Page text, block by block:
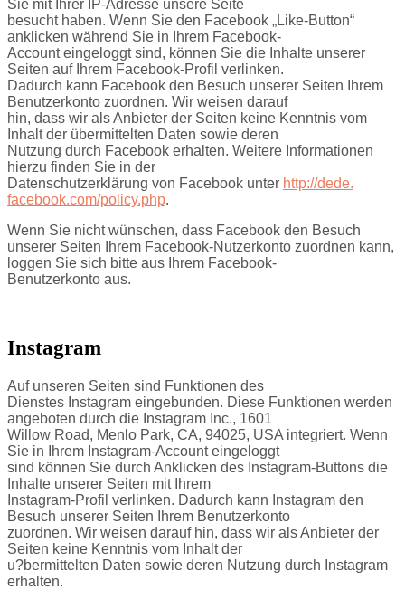
Sie mit Ihrer IP-Adresse unsere Seite
besucht haben. Wenn Sie den Facebook „Like-Button“
anklicken während Sie in Ihrem Facebook-
Account eingeloggt sind, können Sie die Inhalte unserer
Seiten auf Ihrem Facebook-Profil verlinken.
Dadurch kann Facebook den Besuch unserer Seiten Ihrem
Benutzerkonto zuordnen. Wir weisen darauf
hin, dass wir als Anbieter der Seiten keine Kenntnis vom
Inhalt der übermittelten Daten sowie deren
Nutzung durch Facebook erhalten. Weitere Informationen
hierzu finden Sie in der
Datenschutzerklärung von Facebook unter http://dede.
facebook.com/policy.php.
Wenn Sie nicht wünschen, dass Facebook den Besuch
unserer Seiten Ihrem Facebook-Nutzerkonto zuordnen kann,
loggen Sie sich bitte aus Ihrem Facebook-
Benutzerkonto aus.
Instagram
Auf unseren Seiten sind Funktionen des
Dienstes Instagram eingebunden. Diese Funktionen werden
angeboten durch die Instagram Inc., 1601
Willow Road, Menlo Park, CA, 94025, USA integriert. Wenn
Sie in Ihrem Instagram-Account eingeloggt
sind können Sie durch Anklicken des Instagram-Buttons die
Inhalte unserer Seiten mit Ihrem
Instagram-Profil verlinken. Dadurch kann Instagram den
Besuch unserer Seiten Ihrem Benutzerkonto
zuordnen. Wir weisen darauf hin, dass wir als Anbieter der
Seiten keine Kenntnis vom Inhalt der
u?bermittelten Daten sowie deren Nutzung durch Instagram
erhalten.